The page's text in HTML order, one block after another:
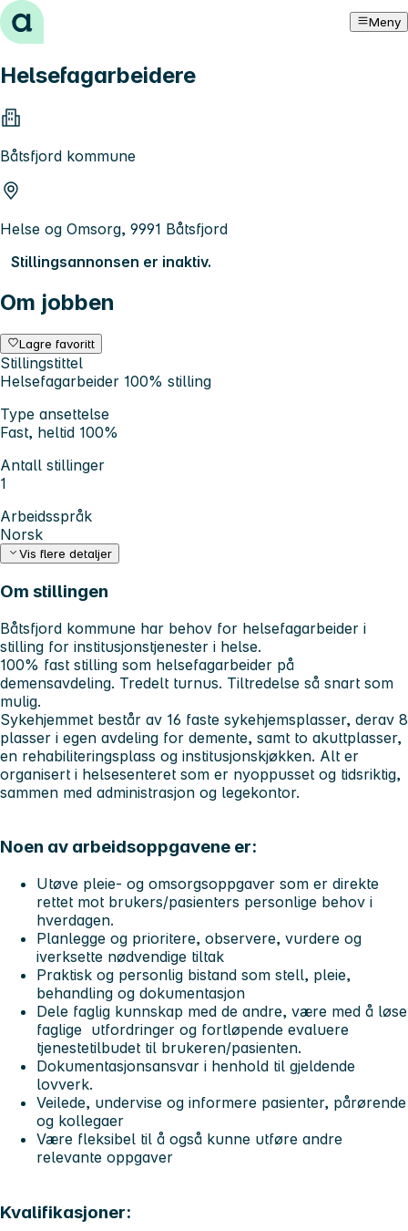
Hopp til innhold Meny
Helsefagarbeidere
Båtsfjord kommune
Helse og Omsorg, 9991 Båtsfjord
Stillingsannonsen er inaktiv.
Om jobben
Lagre favoritt
Stillingstittel
Helsefagarbeider 100% stilling
Type ansettelse
Fast, heltid 100%
Antall stillinger
1
Arbeidsspråk
Norsk
Vis flere detaljer
Om stillingen
Båtsfjord kommune har behov for helsefagarbeider i
stilling for institusjonstjenester i helse.
100% fast stilling som helsefagarbeider på
demensavdeling. Tredelt turnus. Tiltredelse så snart som
mulig.
Sykehjemmet består av 16 faste sykehjemsplasser, derav 8
plasser i egen avdeling for demente, samt to akuttplasser,
en rehabiliteringsplass og institusjonskjøkken. Alt er
organisert i helsesenteret som er nyoppusset og tidsriktig,
sammen med administrasjon og legekontor.
Noen av arbeidsoppgavene er:
Utøve pleie- og omsorgsoppgaver som er direkte
rettet mot brukers/pasienters personlige behov i
hverdagen.
Planlegge og prioritere, observere, vurdere og
iverksette nødvendige tiltak
Praktisk og personlig bistand som stell, pleie,
behandling og dokumentasjon
Dele faglig kunnskap med de andre, være med å løse
faglige utfordringer og fortløpende evaluere
tjenestetilbudet til brukeren/pasienten.
Dokumentasjonsansvar i henhold til gjeldende
lovverk.
Veilede, undervise og informere pasienter, pårørende
og kollegaer
Være fleksibel til å også kunne utføre andre
relevante oppgaver
Kvalifikasjoner: